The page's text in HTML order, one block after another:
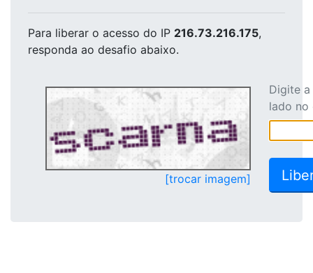
Para liberar o acesso do IP 216.73.216.175,
responda ao desafio abaixo.
[trocar imagem]
Digite
lado no